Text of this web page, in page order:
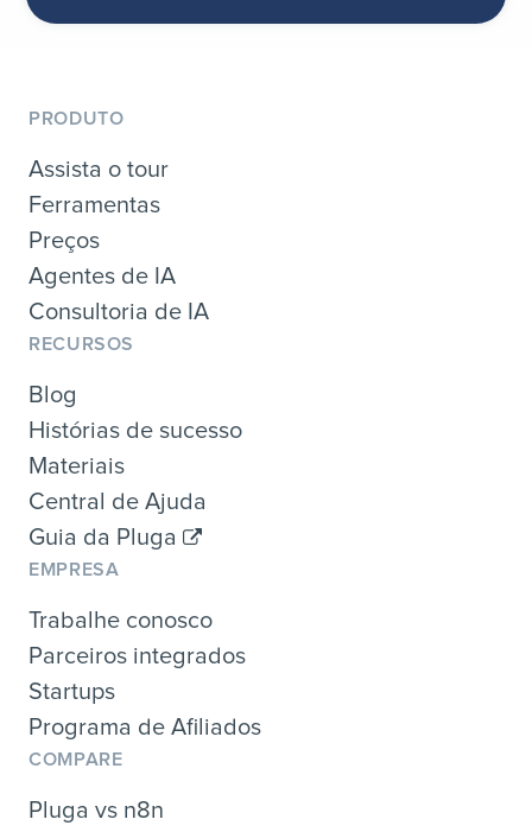
PRODUTO
Assista o tour
Ferramentas
Preços
Agentes de IA
Consultoria de IA
RECURSOS
Blog
Histórias de sucesso
Materiais
Central de Ajuda
Guia da Pluga
EMPRESA
Trabalhe conosco
Parceiros integrados
Startups
Programa de Afiliados
COMPARE
Pluga vs n8n